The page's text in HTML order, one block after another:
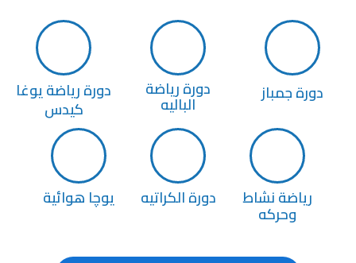
دورة جمباز دورة رياضة
الباليه
دورة رياضة يوغا
كيدس
رياضة نشاط
وحركه
دورة الكراتيه يوچا هوائية